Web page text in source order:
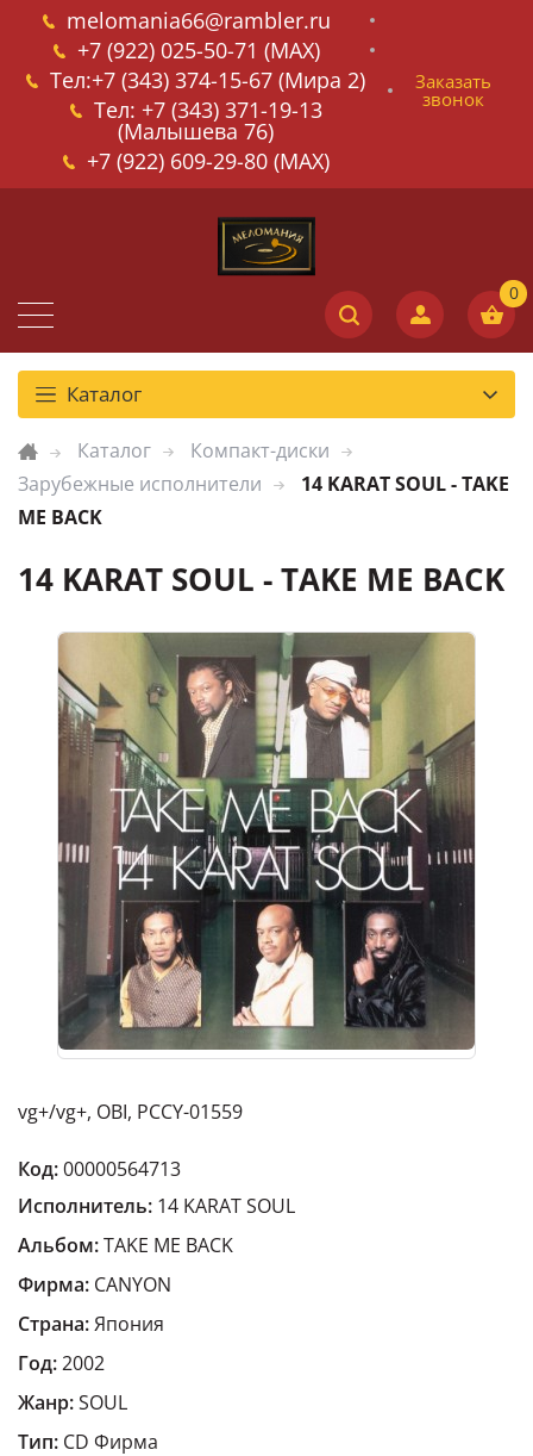
melomania66@rambler.ru
+7 (922) 025-50-71 (MAX)
Тел:+7 (343) 374-15-67 (Мира 2)
Тел: +7 (343) 371-19-13
(Малышева 76)
+7 (922) 609-29-80 (MAX)
Заказать
звонок
Каталог
Каталог
Компакт-диски
Зарубежные исполнители
14 KARAT SOUL - TAKE
ME BACK
14 KARAT SOUL - TAKE ME BACK
vg+/vg+, OBI, PCCY-01559
Код:00000564713
Исполнитель: 14 KARAT SOUL
Альбом:TAKE ME BACK
Фирма: CANYON
Страна:Япония
Год:2002
Жанр:SOUL
Тип: CD Фирма